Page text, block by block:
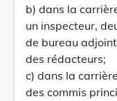
b) dans la
un inspecteur,
de bureau
des rédacteurs;
c) dans la
des commis